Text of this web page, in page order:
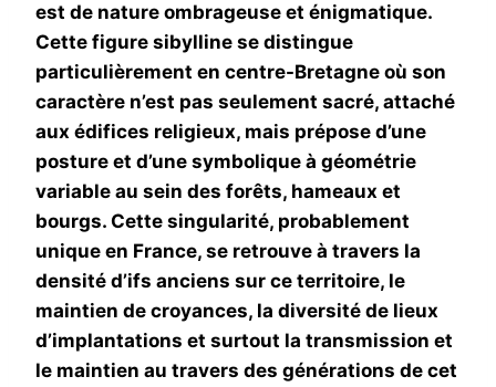
est de nature ombrageuse et énigmatique.
Cette figure sibylline se distingue
particulièrement en centre-Bretagne où son
caractère n’est pas seulement sacré, attaché
aux édifices religieux, mais prépose d’une
posture et d’une symbolique à géométrie
variable au sein des forêts, hameaux et
bourgs. Cette singularité, probablement
unique en France, se retrouve à travers la
densité d’ifs anciens sur ce territoire, le
maintien de croyances, la diversité de lieux
d’implantations et surtout la transmission et
le maintien au travers des générations de cet